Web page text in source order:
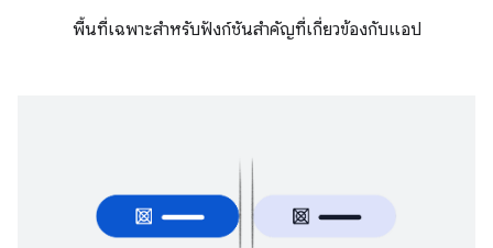
พื้นที่เฉพาะสำหรับฟังก์ชันสำคัญที่เกี่ยวข้องกับแอป